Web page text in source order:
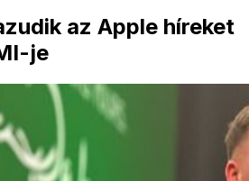
az Apple híreket
je